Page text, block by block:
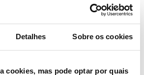
Detalhes Sobre os cookies
cookies, mas pode optar por quais
o mesmo princípio anterior, mas
das paletes são programadas
empilhador através da ligação com
os locais não precisam ser
mais rápida.